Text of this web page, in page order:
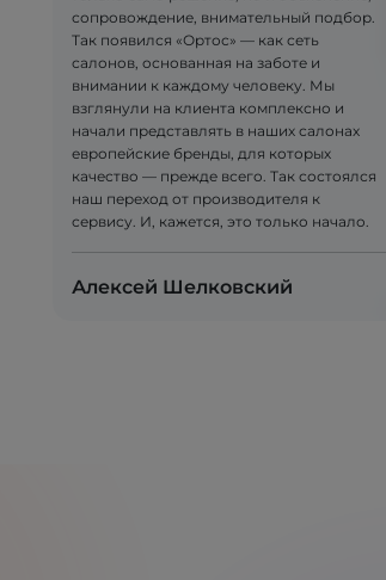
сопровождение, внимательный подбор.
Так появился «Ортос» — как сеть
салонов, основанная на заботе и
внимании к каждому человеку. Мы
взглянули на клиента комплексно и
начали представлять в наших салонах
европейские бренды, для которых
качество — прежде всего. Так состоялся
наш переход от производителя к
сервису. И, кажется, это только начало.
Алексей Шелковский